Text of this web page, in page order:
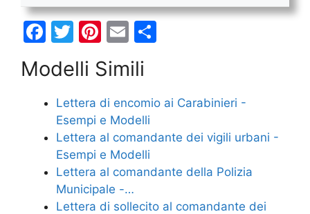
F
c
e
b
o
o
k
T
w
itt
er
Pi
nt
er
e
st
E
m
ai
l
di
di
Modelli Simili
Lettera di encomio ai Carabinieri -
Esempi e Modelli
Lettera al comandante dei vigili urbani -
Esempi e Modelli
Lettera al comandante della Polizia
Municipale -…
Lettera di sollecito al comandante dei